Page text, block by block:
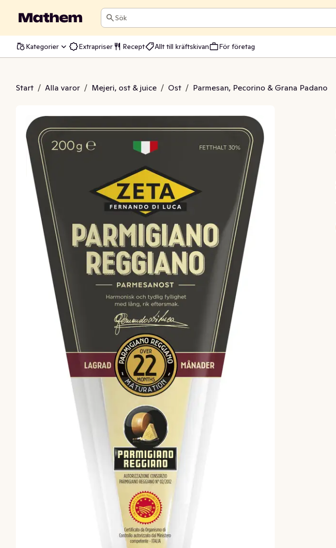
Sök
Kategorier Extrapriser Recept Allt till kräftskivan För företag
Start / Alla varor / Mejeri, ost & juice / Ost / Parmesan, Pecorino & Grana Padano
Reggiano 22M